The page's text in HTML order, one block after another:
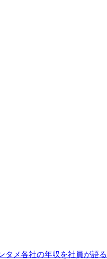
タメ各社の年収を社員が語る